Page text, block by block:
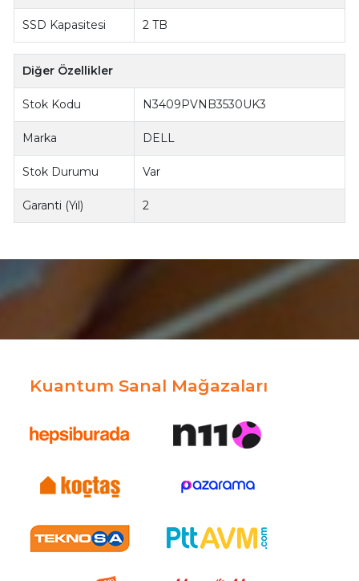
SSD Kapasitesi 2 TB
Diğer Özellikler
Stok Kodu N3409PVNB3530UK3
Marka DELL
Stok Durumu Var
Garanti (Yıl) 2
Kuantum Sanal Mağazaları